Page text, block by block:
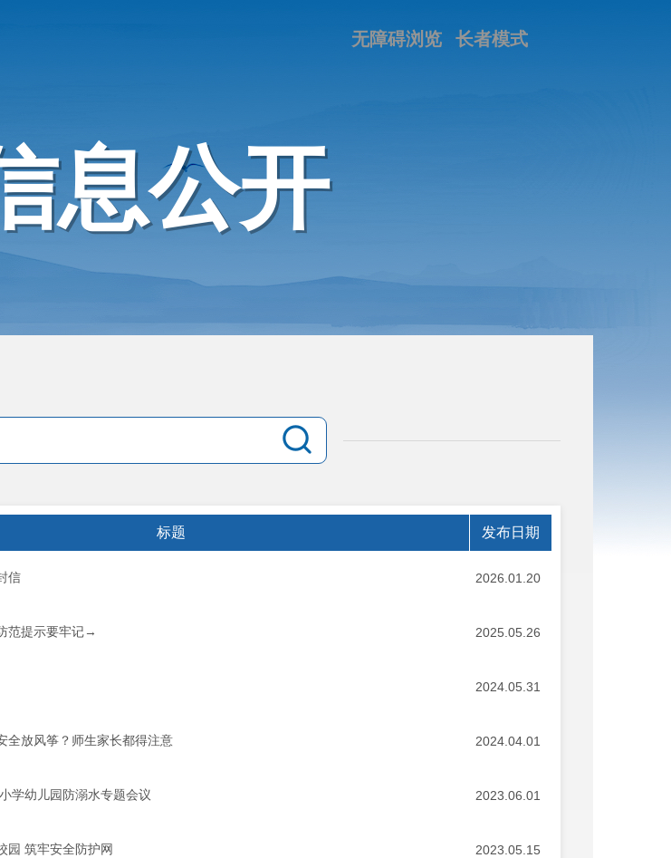
长者模式
无障碍浏览
息公开
标题 发布日期
信 2026.01.20
范提示要牢记→ 2025.05.26
2024.05.31
全放风筝？师生家长都得注意 2024.04.01
学幼儿园防溺水专题会议 2023.06.01
园 筑牢安全防护网 2023.05.15